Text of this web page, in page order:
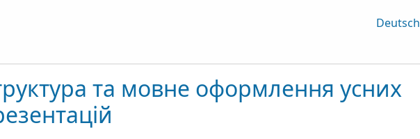
Deutsch
та мовне оформлення усних